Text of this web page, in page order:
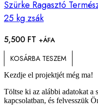
Szürke Ragasztó
25 kg zsák
5,500 FT +ÁFA
KOSÁRBA TESZEM
Kezdje el projektjét még ma!
Töltse ki az alábbi adatokat a
kapcsolatban, és felvesszük